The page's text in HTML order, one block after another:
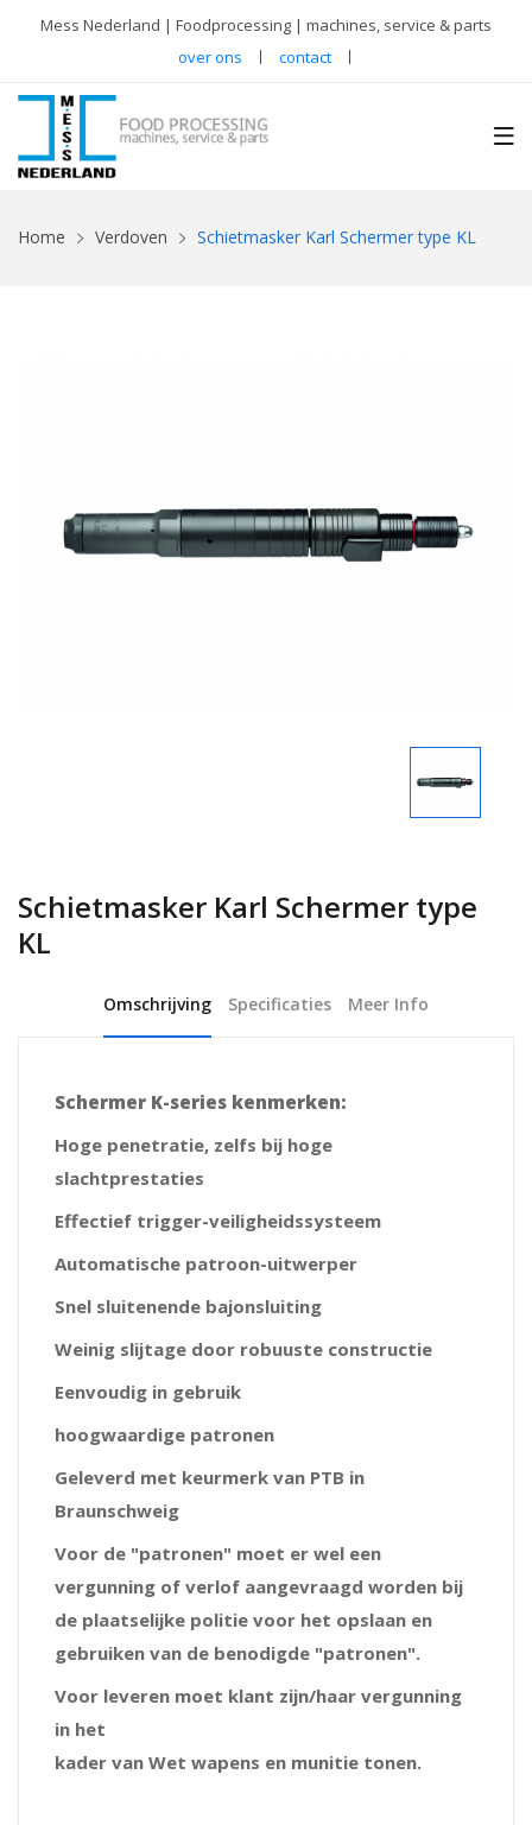
Mess Nederland | Foodprocessing | machines, service & parts
over ons
contact
Home Verdoven Schietmasker Karl Schermer type KL
Schietmasker Karl Schermer type
KL
Omschrijving Specificaties Meer Info
Schermer K-series kenmerken:
Hoge penetratie, zelfs bij hoge
slachtprestaties
Effectief trigger-veiligheidssysteem
Automatische patroon-uitwerper
Snel sluitenende bajonsluiting
Weinig slijtage door robuuste constructie
Eenvoudig in gebruik
hoogwaardige patronen
Geleverd met keurmerk van PTB in
Braunschweig
Voor de "patronen" moet er wel een
vergunning of verlof aangevraagd worden bij
de plaatselijke politie voor het opslaan en
gebruiken van de benodigde "patronen".
Voor leveren moet klant zijn/haar vergunning
in het
kader van Wet wapens en munitie tonen.